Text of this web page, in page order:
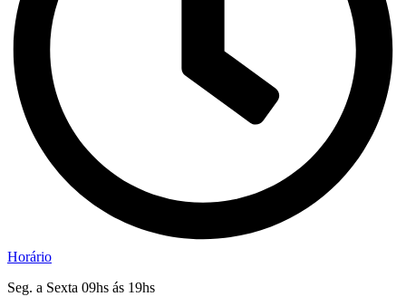
Horário
Seg. a Sexta 09hs ás 19hs